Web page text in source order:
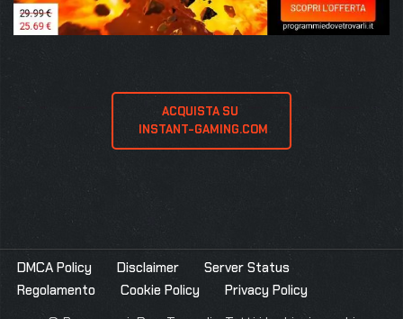
ACQUISTA SU
INSTANT-GAMING.COM
DMCA Policy Disclaimer
Server Status
Regolamento
Cookie Policy
Privacy Policy